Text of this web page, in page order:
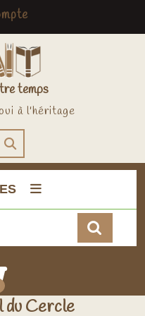
My
Account
temps
à l'héritage
du Cercle